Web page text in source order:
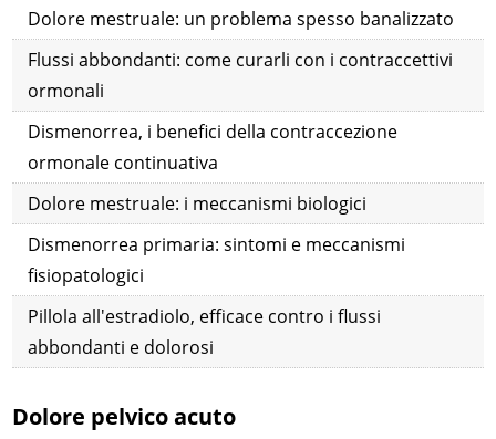
Dolore mestruale: un problema spesso banalizzato
Flussi abbondanti: come curarli con i contraccettivi
ormonali
Dismenorrea, i benefici della contraccezione
ormonale continuativa
Dolore mestruale: i meccanismi biologici
Dismenorrea primaria: sintomi e meccanismi
fisiopatologici
Pillola all'estradiolo, efficace contro i flussi
abbondanti e dolorosi
Dolore pelvico acuto